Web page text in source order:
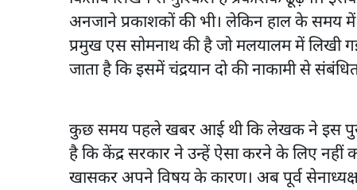
अनजाने प्रकाशकों की भी। लेकिन हाल के समय
प्रमुख एस सोमनाथ की है जो मलयालम में लिखी
जाता है कि इसमें चंद्रयान दो की नाकामी से
कुछ समय पहले खबर आई थी कि लेखक ने इस
है कि केंद्र सरकार ने उन्हें ऐसा करने के लिए नहीं
खासकर अपने विषय के कारण। अब पूर्व